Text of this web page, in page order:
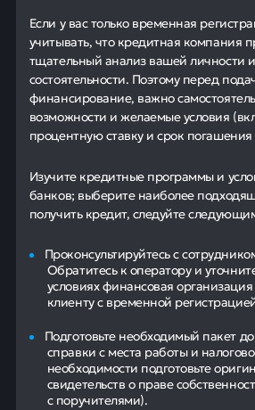
Если у вас только временная
учитывать, что кредитная компания
тщательный анализ вашей личности
состоятельности. Поэтому перед
финансирование, важно
возможности и желаемые условия
процентную ставку и срок
Изучите кредитные программы и
банков; выберите наиболее
получить кредит, следуйте
Проконсультируйтесь с
Обратитесь к оператору и
условиях финансовая
клиенту с временной
Подготовьте необходимый пакет
справки с места работы и
необходимости подготовьте
свидетельств о праве
с поручителями).